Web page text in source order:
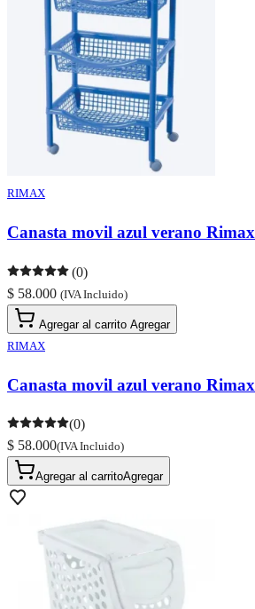
RIMAX
Canasta movil azul verano Rimax
(0)
$ 58.000 (IVA Incluido)
Agregar al carrito Agregar
RIMAX
Canasta movil azul verano Rimax
(0)
$ 58.000(IVA Incluido)
Agregar al carritoAgregar